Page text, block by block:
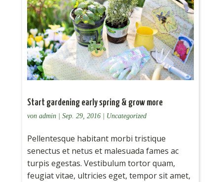
Start gardening early spring & grow more
von admin| Sep. 29, 2016| Uncategorized
Pellentesque habitant morbi tristique
senectus et netus et malesuada fames ac
turpis egestas. Vestibulum tortor quam,
feugiat vitae, ultricies eget, tempor sit amet,